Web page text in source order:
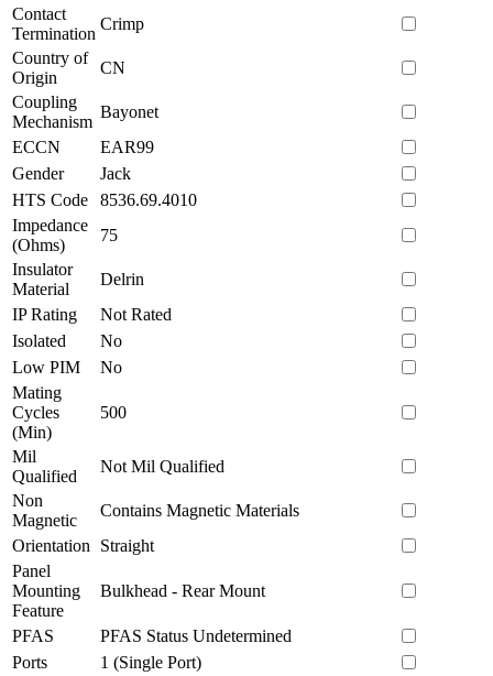
Contact
Termination
Crimp
Country of
Origin
CN
Coupling
Mechanism
Bayonet
ECCN
EAR99
Gender
Jack
HTS Code
8536.69.4010
Impedance
(Ohms)
75
Insulator
Material
Delrin
IP Rating
Not Rated
Isolated
No
Low PIM
No
Mating
Cycles
(Min)
500
Mil
Qualified
Not Mil Qualified
Non
Magnetic
Contains Magnetic Materials
Orientation
Straight
Panel
Mounting
Feature
Bulkhead - Rear Mount
PFAS
PFAS Status Undetermined
Ports
1 (Single Port)